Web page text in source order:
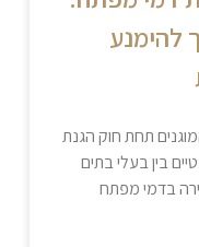
להימנע
תחת חוק הגנת
בין בעלי בתים
בדמי מפתח